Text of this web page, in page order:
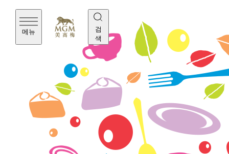
메뉴
검
색